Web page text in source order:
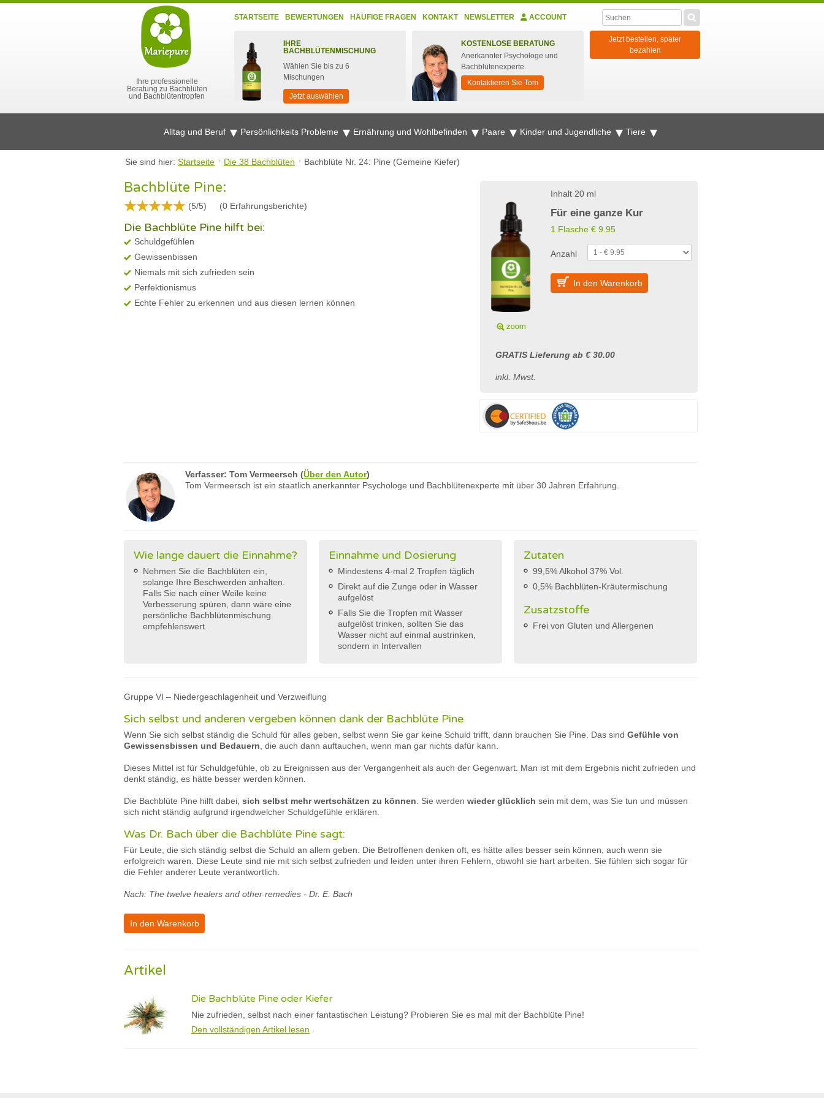
Ihre professionelle
Beratung zu Bachblüten
und Bachblütentropfen
STARTSEITE BEWERTUNGEN HÄUFIGE FRAGEN KONTAKT NEWSLETTER ACCOUNT
IHRE
BACHBLÜTENMISCHUNG
Wählen Sie bis zu 6
Mischungen
Jetzt auswählen
KOSTENLOSE BERATUNG
Anerkannter Psychologe und
Bachblütenexperte.
Kontaktieren Sie Tom
Jetzt bestellen, später
bezahlen
Alltag und Beruf Persönlichkeits Probleme Ernährung und Wohlbefinden Paare Kinder und Jugendliche Tiere
Sie sind hier: Startseite Die 38 Bachblüten Bachblüte Nr. 24: Pine (Gemeine Kiefer)
Bachblüte Pine:
(5/5) (0 Erfahrungsberichte)
Die Bachblüte Pine hilft bei:
Schuldgefühlen
Gewissenbissen
Niemals mit sich zufrieden sein
Perfektionismus
Echte Fehler zu erkennen und aus diesen lernen können
Inhalt 20 ml
Für eine ganze Kur
1 Flasche € 9.95
Anzahl
In den Warenkorb
GRATIS Lieferung ab € 30.00
inkl. Mwst.
Verfasser: Tom Vermeersch (Über den Autor)
Tom Vermeersch ist ein staatlich anerkannter Psychologe und Bachblütenexperte mit über 30 Jahren Erfahrung.
Wie lange dauert die Einnahme?
Nehmen Sie die Bachblüten ein,
solange Ihre Beschwerden anhalten.
Falls Sie nach einer Weile keine
Verbesserung spüren, dann wäre eine
persönliche Bachblütenmischung
empfehlenswert.
Einnahme und Dosierung
Mindestens 4-mal 2 Tropfen täglich
Direkt auf die Zunge oder in Wasser
aufgelöst
Falls Sie die Tropfen mit Wasser
aufgelöst trinken, sollten Sie das
Wasser nicht auf einmal austrinken,
sondern in Intervallen
Zutaten
99,5% Alkohol 37% Vol.
0,5% Bachblüten-Kräutermischung
Zusatzstoffe
Frei von Gluten und Allergenen
Gruppe VI – Niedergeschlagenheit und Verzweiflung
Sich selbst und anderen vergeben können dank der Bachblüte Pine
Wenn Sie sich selbst ständig die Schuld für alles geben, selbst wenn Sie gar keine Schuld trifft, dann brauchen Sie Pine. Das sind Gefühle von
Gewissensbissen und Bedauern , die auch dann auftauchen, wenn man gar nichts dafür kann.
Dieses Mittel ist für Schuldgefühle, ob zu Ereignissen aus der Vergangenheit als auch der Gegenwart. Man ist mit dem Ergebnis nicht zufrieden und
denkt ständig, es hätte besser werden können.
Die Bachblüte Pine hilft dabei, sich selbst mehr wertschätzen zu können . Sie werden wieder glücklich sein mit dem, was Sie tun und müssen
sich nicht ständig aufgrund irgendwelcher Schuldgefühle erklären.
Was Dr. Bach über die Bachblüte Pine sagt:
Für Leute, die sich ständig selbst die Schuld an allem geben. Die Betroffenen denken oft, es hätte alles besser sein können, auch wenn sie
erfolgreich waren. Diese Leute sind nie mit sich selbst zufrieden und leiden unter ihren Fehlern, obwohl sie hart arbeiten. Sie fühlen sich sogar für
die Fehler anderer Leute verantwortlich.
Nach: The twelve healers and other remedies - Dr. E. Bach
In den Warenkorb
Artikel
Die Bachblüte Pine oder Kiefer
Nie zufrieden, selbst nach einer fantastischen Leistung? Probieren Sie es mal mit der Bachblüte Pine!
Den vollständigen Artikel lesen